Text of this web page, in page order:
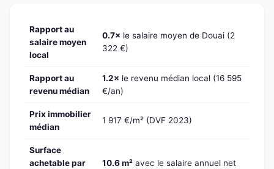
Rapport au
salaire moyen
local
0.7× le salaire moyen de Douai (2
322 €)
Rapport au
revenu médian
1.2× le revenu médian local (16 595
€/an)
Prix immobilier
médian
1 917 €/m² (DVF 2023)
Surface
achetable par
10.6 m² avec le salaire annuel net